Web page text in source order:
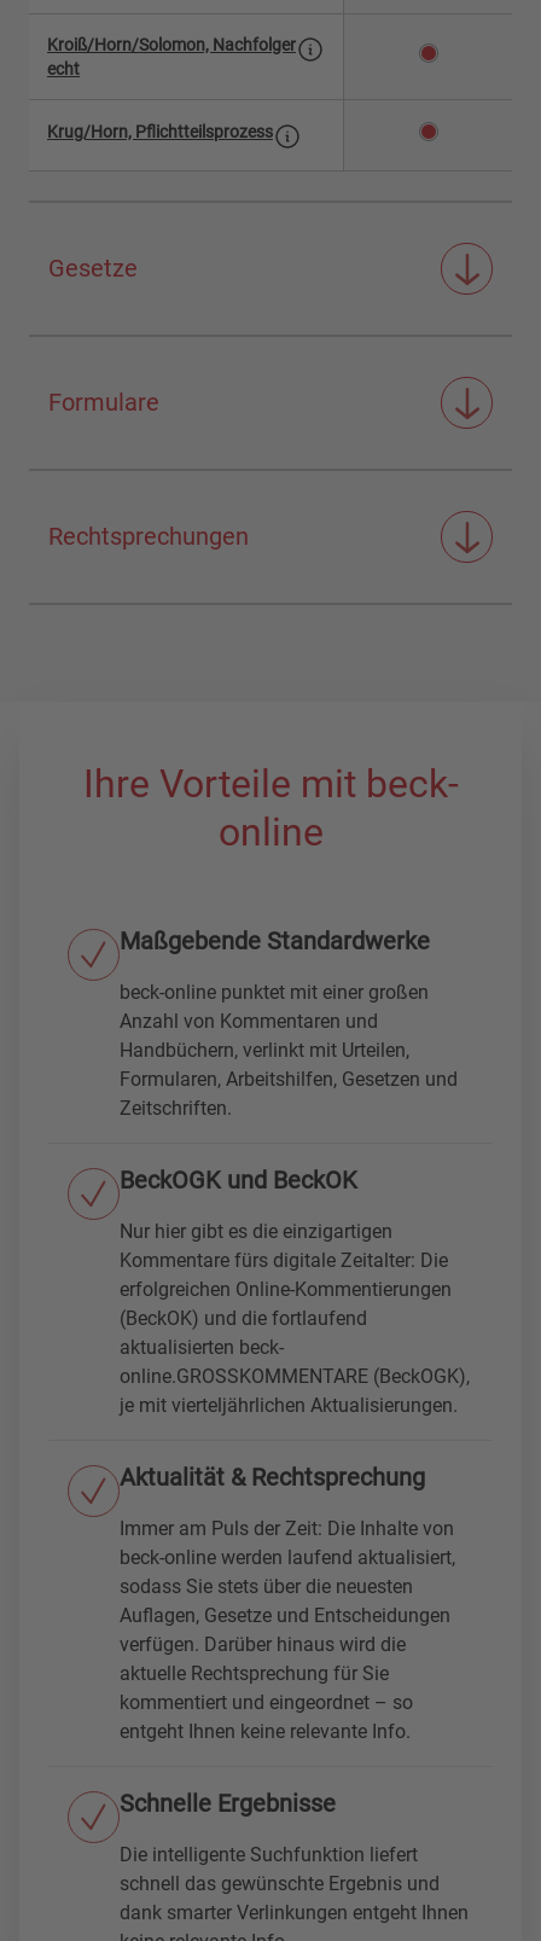
Kroiß/Horn/Solomon, Nachfolger
echt
Krug/Horn, Pflichtteilsprozess
Gesetze
Formulare
Rechtsprechungen
Ihre Vorteile mit beck-
online
Maßgebende Standardwerke
beck-online punktet mit einer großen
Anzahl von Kommentaren und
Handbüchern, verlinkt mit Urteilen,
Formularen, Arbeitshilfen, Gesetzen und
Zeitschriften.
BeckOGK und BeckOK
Nur hier gibt es die einzigartigen
Kommentare fürs digitale Zeitalter: Die
erfolgreichen Online-Kommentierungen
(BeckOK) und die fortlaufend
aktualisierten beck-
online.GROSSKOMMENTARE (BeckOGK),
je mit vierteljährlichen Aktualisierungen.
Aktualität & Rechtsprechung
Immer am Puls der Zeit: Die Inhalte von
beck-online werden laufend aktualisiert,
sodass Sie stets über die neuesten
Auflagen, Gesetze und Entscheidungen
verfügen. Darüber hinaus wird die
aktuelle Rechtsprechung für Sie
kommentiert und eingeordnet – so
entgeht Ihnen keine relevante Info.
Schnelle Ergebnisse
Die intelligente Suchfunktion liefert
schnell das gewünschte Ergebnis und
dank smarter Verlinkungen entgeht Ihnen